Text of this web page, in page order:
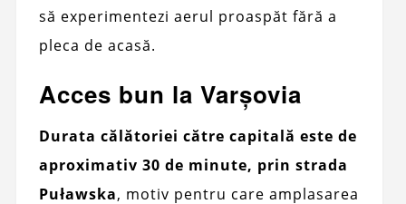
să experimentezi aerul proaspăt fără a
pleca de acasă.
Acces bun la Varșovia
Durata călătoriei către capitală este de
aproximativ 30 de minute, prin strada
Puławska, motiv pentru care amplasarea